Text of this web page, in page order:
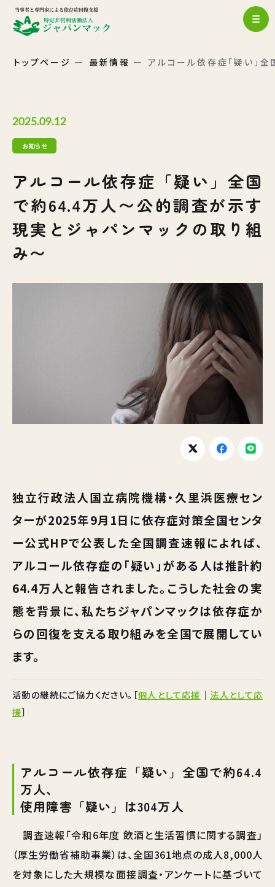
トップページ 最新情報 アルコール依存症「疑い」
2025.09.12
お知らせ
アルコール依存症「疑い」全国
で約64.4万人〜公的調査が示す
現実とジャパンマックの取り組
み〜
独立行政法人国立病院機構・久里浜医療セン
ターが2025年9月1日に依存症対策全国センタ
ー公式HPで公表した全国調査速報によれば、
アルコール依存症の「疑い」がある人は推計約
64.4万人と報告されました。こうした社会の実
態を背景に、私たちジャパンマックは依存症か
らの回復を支える取り組みを全国で展開してい
ます。
活動の継続にご協力ください。 ［個人として応援 ｜ 法人として応
援］
アルコール依存症「疑い」全国で約64.4
万人、
使用障害「疑い」は304万人
調査速報「令和6年度 飲酒と生活習慣に関する調査」
（厚生労働省補助事業）は、全国361地点の成人8,000人
を対象にした大規模な面接調査・アンケートに基づいて